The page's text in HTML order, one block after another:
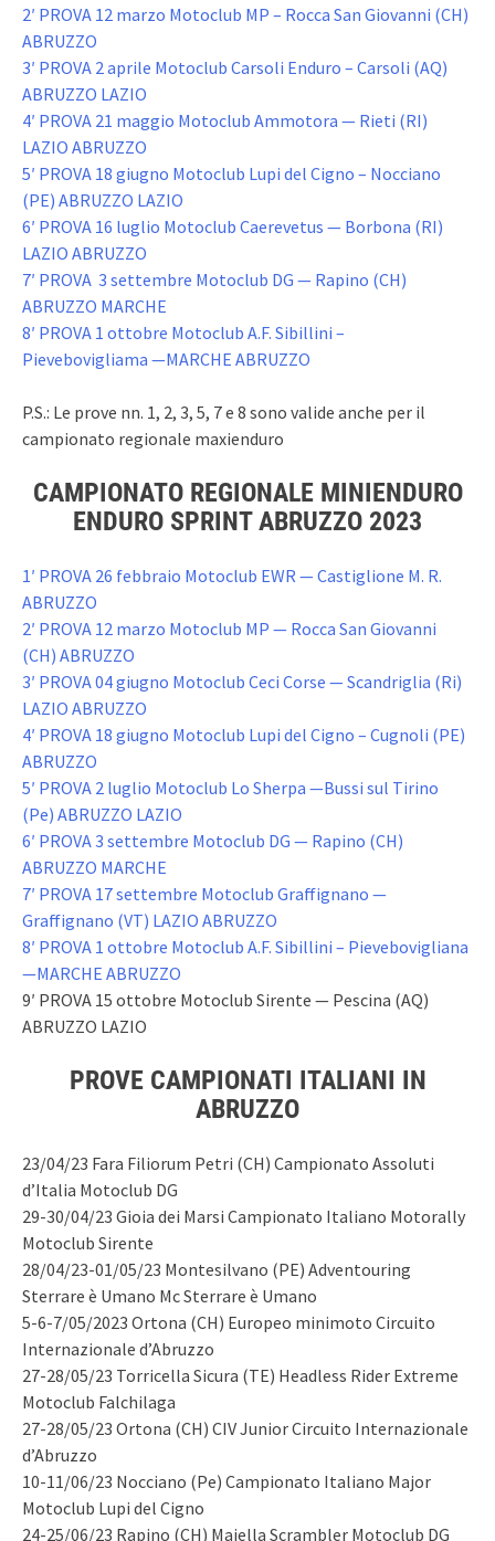
2′ PROVA 12 marzo Motoclub MP – Rocca San Giovanni (CH)
ABRUZZO
3′ PROVA 2 aprile Motoclub Carsoli Enduro – Carsoli (AQ)
ABRUZZO LAZIO
4′ PROVA 21 maggio Motoclub Ammotora — Rieti (RI)
LAZIO ABRUZZO
5′ PROVA 18 giugno Motoclub Lupi del Cigno – Nocciano
(PE) ABRUZZO LAZIO
6′ PROVA 16 luglio Motoclub Caerevetus — Borbona (RI)
LAZIO ABRUZZO
7′ PROVA 3 settembre Motoclub DG — Rapino (CH)
ABRUZZO MARCHE
8′ PROVA 1 ottobre Motoclub A.F. Sibillini –
Pievebovigliama —MARCHE ABRUZZO
P.S.: Le prove nn. 1, 2, 3, 5, 7 e 8 sono valide anche per il
campionato regionale maxienduro
CAMPIONATO REGIONALE MINIENDURO
ENDURO SPRINT ABRUZZO 2023
1′ PROVA 26 febbraio Motoclub EWR — Castiglione M. R.
ABRUZZO
2′ PROVA 12 marzo Motoclub MP — Rocca San Giovanni
(CH) ABRUZZO
3′ PROVA 04 giugno Motoclub Ceci Corse — Scandriglia (Ri)
LAZIO ABRUZZO
4′ PROVA 18 giugno Motoclub Lupi del Cigno – Cugnoli (PE)
ABRUZZO
5′ PROVA 2 luglio Motoclub Lo Sherpa —Bussi sul Tirino
(Pe) ABRUZZO LAZIO
6′ PROVA 3 settembre Motoclub DG — Rapino (CH)
ABRUZZO MARCHE
7′ PROVA 17 settembre Motoclub Graffignano —
Graffignano (VT) LAZIO ABRUZZO
8′ PROVA 1 ottobre Motoclub A.F. Sibillini – Pievebovigliana
—MARCHE ABRUZZO
9′ PROVA 15 ottobre Motoclub Sirente — Pescina (AQ)
ABRUZZO LAZIO
PROVE CAMPIONATI ITALIANI IN
ABRUZZO
23/04/23 Fara Filiorum Petri (CH) Campionato Assoluti
d’Italia Motoclub DG
29-30/04/23 Gioia dei Marsi Campionato Italiano Motorally
Motoclub Sirente
28/04/23-01/05/23 Montesilvano (PE) Adventouring
Sterrare è Umano Mc Sterrare è Umano
5-6-7/05/2023 Ortona (CH) Europeo minimoto Circuito
Internazionale d’Abruzzo
27-28/05/23 Torricella Sicura (TE) Headless Rider Extreme
Motoclub Falchilaga
27-28/05/23 Ortona (CH) CIV Junior Circuito Internazionale
d’Abruzzo
10-11/06/23 Nocciano (Pe) Campionato Italiano Major
Motoclub Lupi del Cigno
24-25/06/23 Rapino (CH) Majella Scrambler Motoclub DG